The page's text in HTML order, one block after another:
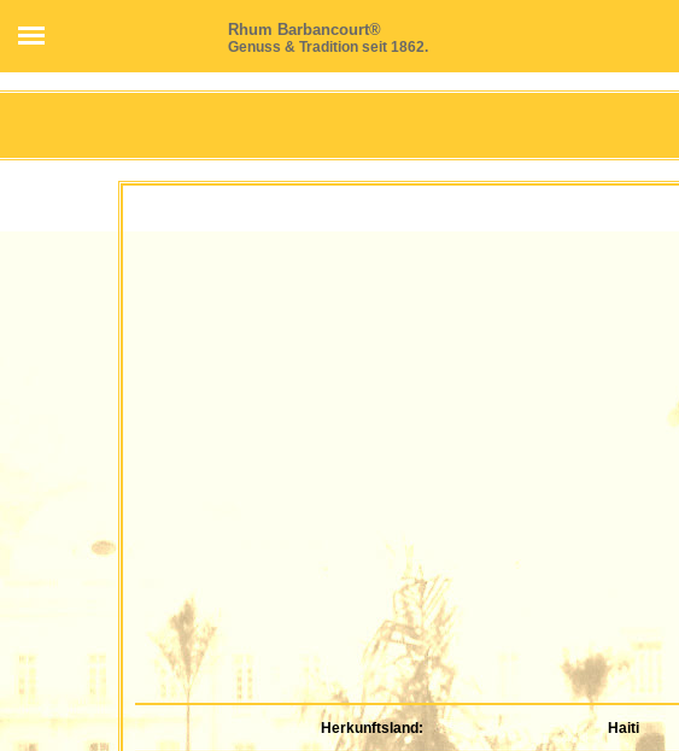
Rhum Barbancourt®
Genuss & Tradition seit 1862.
Herkunftsland: Haiti